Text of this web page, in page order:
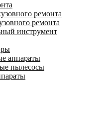
ремонта
ремонта
инструмент
аппараты
пылесосы